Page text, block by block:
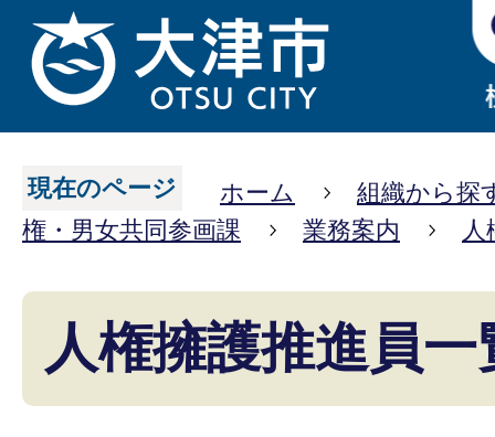
現在のページ ホーム
組織から探
権・男女共同参画課
業務案内 人
人権擁護推進員一